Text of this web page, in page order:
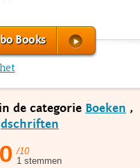
Books
de categorie Boeken ,
/10
1 stemmen